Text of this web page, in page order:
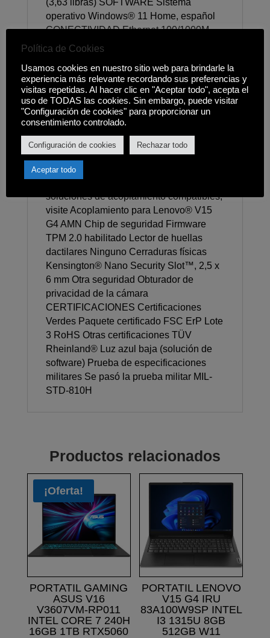
operativo Windows® 11 Home, español
CONECTIVIDAD Ethernet 100/1000M
(RJ-45) WiFi + Bluetooth 11ac 2x2+BT5.1
1 1x USB-C® 3.2 Gen 1 (admite
transferencia de datos, suministro de
energía (solo 20 V) y DisplayPort™ 1.2)
1x HDMI® 1.4b 1x Ethernet (RJ-45) 1
conector combinado para
auriculares/micrófono (3,5 mm) 1x
conector de alimentación Docking Varias
soluciones de acoplamiento compatibles
a través de USB-C®. Para obtener más
soluciones de acoplamiento compatibles,
visite Acoplamiento para Lenovo® V15
G4 AMN Chip de seguridad Firmware
TPM 2.0 habilitado Lector de huellas
dactilares Ninguno Cerraduras físicas
Kensington® Nano Security Slot™, 2,5 x
6 mm Otra seguridad Obturador de
privacidad de la cámara
CERTIFICACIONES Certificaciones
Verdes Paquete certificado FSC ErP Lote
3 RoHS Otras certificaciones TÜV
Rheinland® Luz azul baja (solución de
software) Prueba de especificaciones
militares Se pasó la prueba militar MIL-
STD-810H
Productos relacionados
¡Oferta!
PORTATIL GAMING
ASUS V16
V3607VM-RP011
INTEL CORE 7 240H
16GB 1TB RTX5060
PORTATIL LENOVO
V15 G4 IRU
83A100W9SP INTEL
I3 1315U 8GB
512GB W11
Política de Cookies
Usamos cookies en nuestro sitio web para brindarle la
experiencia más relevante recordando sus preferencias y
visitas repetidas. Al hacer clic en "Aceptar todo", acepta el
uso de TODAS las cookies. Sin embargo, puede visitar
"Configuración de cookies" para proporcionar un
consentimiento controlado.
Configuración de cookies Rechazar todo
Aceptar todo